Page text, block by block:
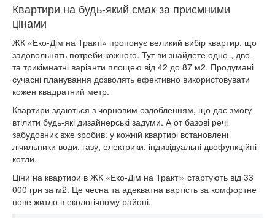
Квартири на будь-який смак за приємними
цінами
ЖК «Еко-Дім на Тракті» пропонує великий вибір квартир, що
задовольнять потреби кожного. Тут ви знайдете одно-, дво-
та трикімнатні варіанти площею від 42 до 87 м2. Продумані
сучасні планування дозволять ефективно використовувати
кожен квадратний метр.
Квартири здаються з чорновим оздобленням, що дає змогу
втілити будь-які дизайнерські задуми. А от базові речі
забудовник вже зробив: у кожній квартирі встановлені
лічильники води, газу, електрики, індивідуальні двофункційні
котли.
Ціни на квартири в ЖК «Еко-Дім на Тракті» стартують від 33
000 грн за м2. Це чесна та адекватна вартість за комфортне
нове житло в екологічному районі.